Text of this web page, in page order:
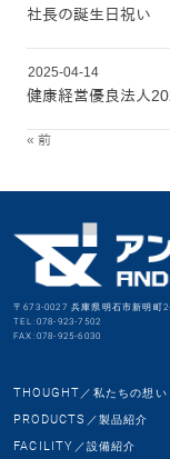
社長の誕生日祝い
2025-04-14
健康経営優良法人
« 前
〒673-0027 兵庫県明石市新明町
TEL:078-923-7502
FAX:078-925-6030
THOUGHT ／私たちの想い
PRODUCTS ／製品紹介
FACILITY ／設備紹介